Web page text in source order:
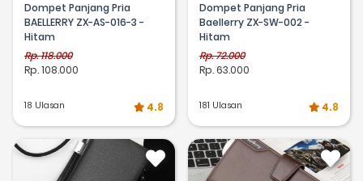
Dompet Panjang Pria
BAELLERRY ZX-AS-016-3 -
Hitam
Rp. 118.000
Rp. 108.000
18 Ulasan 4.8
Dompet Panjang Pria
Baellerry ZX-SW-002 -
Hitam
Rp. 72.000
Rp. 63.000
181 Ulasan 4.8